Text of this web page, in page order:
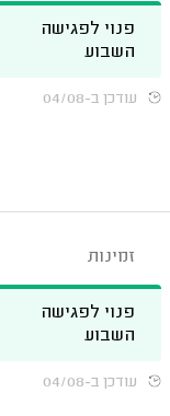
פנוי לפגישה
השבוע
עודכן ב-04/08
זמינות
פנוי לפגישה
השבוע
עודכן ב-04/08